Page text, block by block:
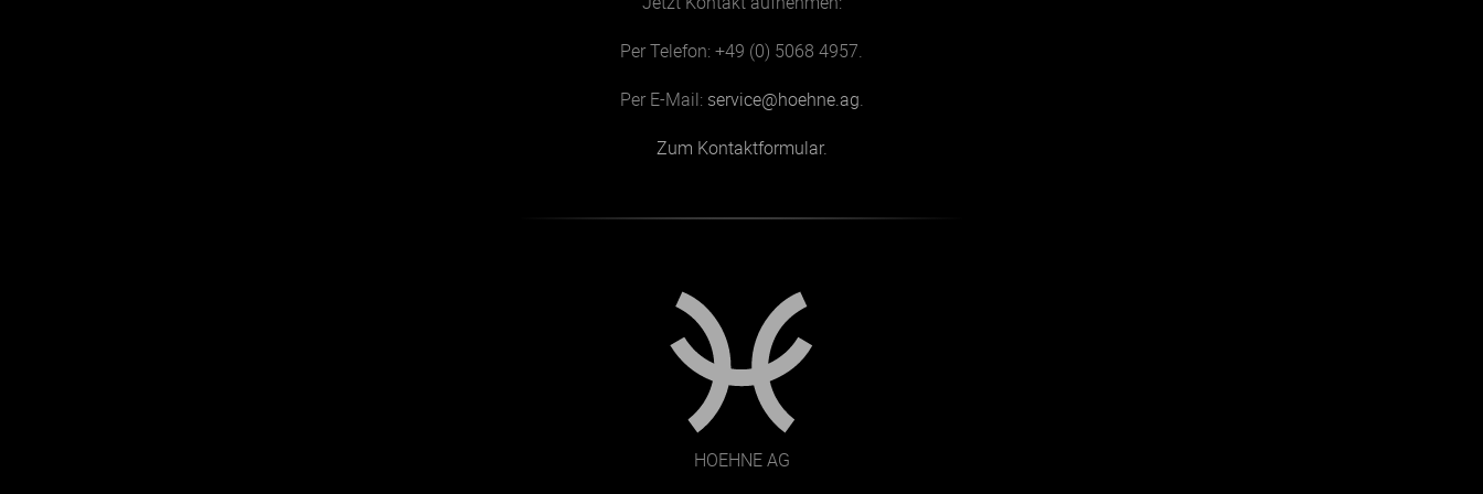
Per Telefon: +49 (0) 5068 4957.
Per E-Mail: service@hoehne.ag.
Zum Kontaktformular.
HOEHNE AG